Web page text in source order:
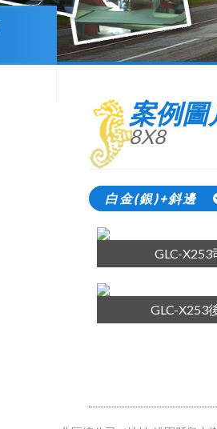
案例圖
8X8
白金(銀)+斜邊
GLC-X253
GLC-X253